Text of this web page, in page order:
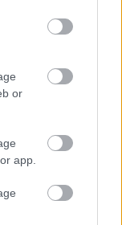
or
app.
–
Περδίκι